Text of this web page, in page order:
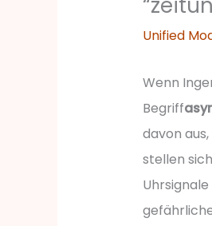
Unified
Wenn
Begriff
davon
stellen